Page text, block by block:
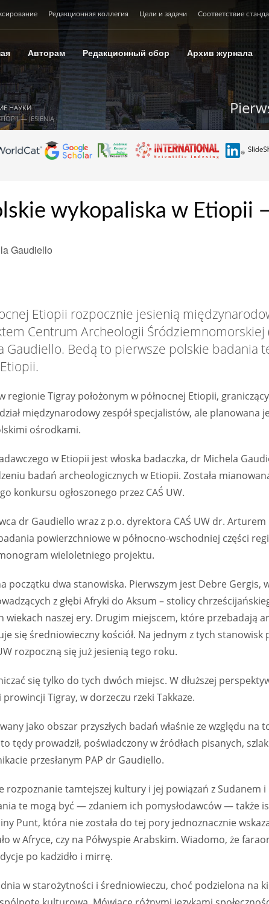
Редакционная коллегия Цели и задачи Соответствие
Авторам Редакционный сбор Архив журнала
НАУКИ
— JESIENIĄ
wykopaliska w Etiopii
Etiopii rozpocznie jesienią
Centrum Archeologii Śródziemnomorskiej
Gaudiello. Bedą to pierwsze polskie badania
regionie Tigray położonym w północnej Etiopii,
międzynarodowy zespół specjalistów, ale planowana
ośrodkami.
w Etiopii jest włoska badaczka, dr Michela
badań archeologicznych w Etiopii. Została
konkursu ogłoszonego przez CAŚ UW.
dr Gaudiello wraz z p.o. dyrektora CAŚ UW dr. Arturem
powierzchniowe w północno-wschodniej części
wieloletniego projektu.
początku dwa stanowiska. Pierwszym jest Debre Gergis,
z głębi Afryki do Aksum – stolicy
wiekach naszej ery. Drugim miejscem, które przebadają
się średniowieczny kościół. Na jednym z tych stanowisk
rozpoczną się już jesienią tego roku.
się tylko do tych dwóch miejsc. W dłuższej
Tigray, w dorzeczu rzeki Takkaze.
jako obszar przyszłych badań właśnie ze względu na
tędy prowadził, poświadczony w źródłach pisanych,
przesłanym PAP dr Gaudiello.
rozpoznanie tamtejszej kultury i jej powiązań z Sudanem i
te mogą być — zdaniem ich pomysłodawców — także
Punt, która nie została do tej pory jednoznacznie
w Afryce, czy na Półwyspie Arabskim. Wiadomo, że
po kadzidło i mirrę.
w starożytności i średniowieczu, choć podzielona na